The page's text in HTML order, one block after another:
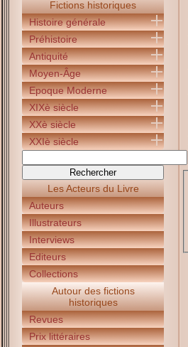
Fictions historiques
Histoire générale
Préhistoire
Antiquité
Moyen-Âge
Epoque Moderne
XIXè siècle
XXè siècle
XXIè siècle
Les Acteurs du Livre
Auteurs
Illustrateurs
Interviews
Editeurs
Collections
Autour des fictions
historiques
Revues
Prix littéraires